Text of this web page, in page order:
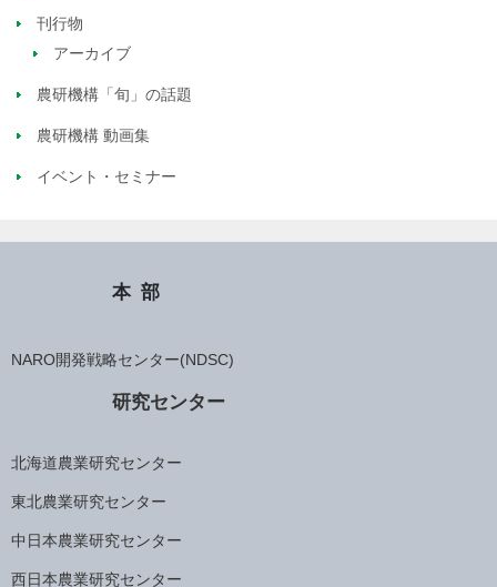
刊行物
アーカイブ
農研機構「旬」の話題
農研機構 動画集
イベント・セミナー
本部
NARO開発戦略センター(NDSC)
研究センター
北海道農業研究センター
東北農業研究センター
中日本農業研究センター
西日本農業研究センター